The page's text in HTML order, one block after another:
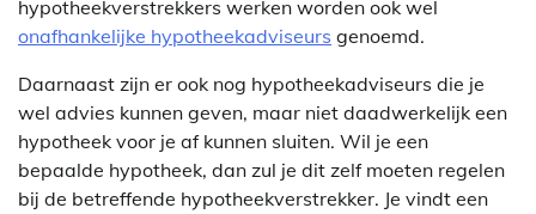
hypotheekverstrekkers werken worden ook wel
onafhankelijke hypotheekadviseurs genoemd.
Daarnaast zijn er ook nog hypotheekadviseurs die je
wel advies kunnen geven, maar niet daadwerkelijk een
hypotheek voor je af kunnen sluiten. Wil je een
bepaalde hypotheek, dan zul je dit zelf moeten regelen
bij de betreffende hypotheekverstrekker. Je vindt een